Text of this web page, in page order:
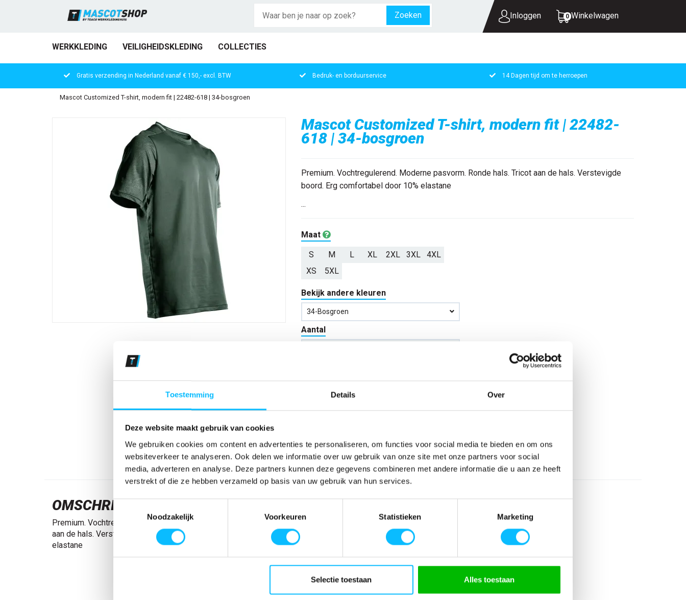
Toestemming Details Over
Deze website maakt gebruik van cookies
We gebruiken cookies om content en advertenties te personaliseren, om functies voor social media te bieden en om ons
websiteverkeer te analyseren. Ook delen we informatie over uw gebruik van onze site met onze partners voor social
media, adverteren en analyse. Deze partners kunnen deze gegevens combineren met andere informatie die u aan ze heeft
verstrekt of die ze hebben verzameld op basis van uw gebruik van hun services.
Noodzakelijk
Voorkeuren Statistieken Marketing
Selectie toestaan Alles toestaan
Zoeken Inloggen 0 Winkelwagen
WERKKLEDING VEILIGHEIDSKLEDING COLLECTIES
UW WINKELWAGEN IS LEEG.
Gratis verzending in Nederland vanaf € 150,- excl. BTW Bedruk- en borduurservice 14 Dagen tijd om te herroepen
Mascot Customized T-shirt, modern fit | 22482-618 | 34-bosgroen
Mascot Customized T-shirt, modern fit | 22482-
618 | 34-bosgroen
Premium. Vochtregulerend. Moderne pasvorm. Ronde hals. Tricot aan de hals. Verstevigde
boord. Erg comfortabel door 10% elastane
...
Maat
S M L XL 2XL 3XL
4XL
XS
5XL
Bekijk andere kleuren
34-Bosgroen
Aantal
€ 33,88
€ 41,-€ 48,30incl BTW
Niet zeker wat jou maat is?Bekijk maattabel
OMSCHRIJVING
Premium. Vochtregulerend. Moderne pasvorm. Ronde hals. Tricot
aan de hals. Verstevigde boord. Erg comfortabel door 10%
elastane
Artikelnummer
-
22482
Merk
Mascot
Materiaal
90% polyester/10% elastane
Producttype